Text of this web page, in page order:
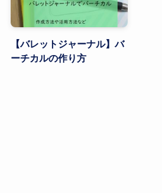
【バレットジャーナル】バ
ーチカルの作り方